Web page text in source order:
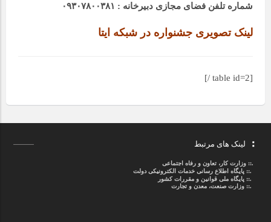
شماره تلفن فضای مجازی دبیرخانه : ۰۹۳۰۷۸۰۰۳۸۱
لینک تصویری جشنواره در شبکه ایتا
[table id=2 /]
لینک های مرتبط
.::وزارت کار، تعاون و رفاه اجتماعی
.::پایگاه اطلاع رسانی خدمات الکترونیکی دولت
.::پایگاه ملی قوانین و مقررات کشور
.:: وزارت صنعت، معدن و تجارت